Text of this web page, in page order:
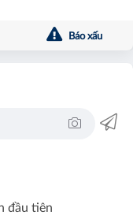
Báo xấu
đầu tiên